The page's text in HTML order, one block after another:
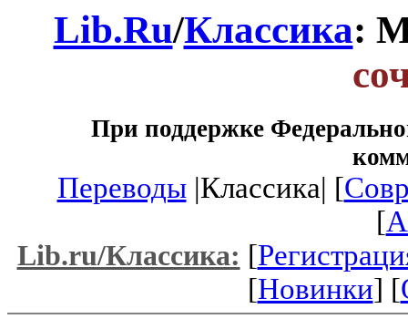
Lib.Ru/Классика:
При поддержке
Переводы|Классика| [
[
Lib.ru/Классика: [
[Новинки] [